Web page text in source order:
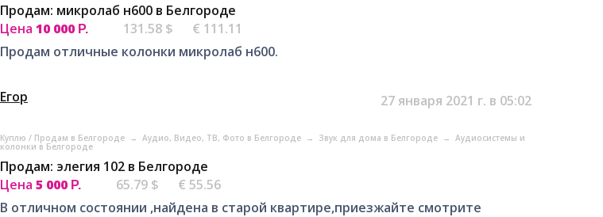
Продам: микролаб н600 в Белгороде
Цена 10 000 Р. 131.58 $
€ 111.11
Продам отличные колонки микролаб н600.
Егор 27 января 2021 г. в 05:02
Куплю / Продам в Белгороде → Аудио, Видео, ТВ, Фото в Белгороде → Звук для дома в Белгороде → Аудиосистемы и
колонки в Белгороде
Продам: элегия 102 в Белгороде
Цена 5 000 Р. 65.79 $
€ 55.56
В отличном состоянии ,найдена в старой квартире,приезжайте смотрите